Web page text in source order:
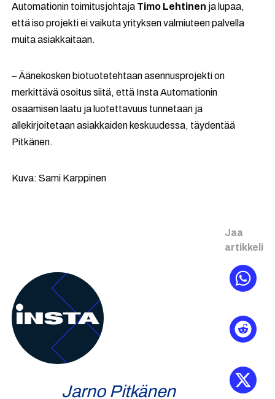
Automationin toimitusjohtaja Timo Lehtinen ja lupaa,
että iso projekti ei vaikuta yrityksen valmiuteen palvella
muita asiakkaitaan.
– Äänekosken biotuotetehtaan asennusprojekti on
merkittävä osoitus siitä, että Insta Automationin
osaamisen laatu ja luotettavuus tunnetaan ja
allekirjoitetaan asiakkaiden keskuudessa, täydentää
Pitkänen.
Kuva: Sami Karppinen
Jarno Pitkänen
Jaa
artikkeli